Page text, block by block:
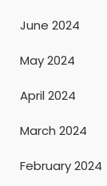
June 2024
May 2024
April 2024
March 2024
February 2024